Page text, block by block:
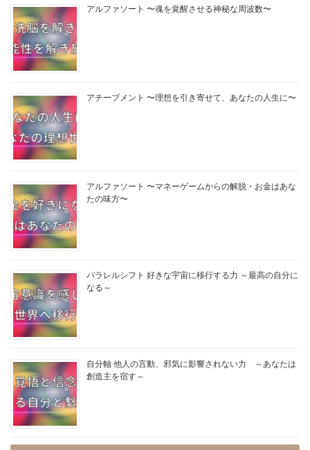
アルファソート 〜魂を覚醒させる神秘な周波数〜
アチーブメント 〜理想を引き寄せて、あなたの人生に〜
アルファソート 〜マネーゲームからの解脱・お金はあな
たの味方〜
パラレルシフト 好きな宇宙に移行する力 ～最高の自分に
なる～
自分軸 他人の言動、邪気に影響されない力 ～あなたは
創造主を宿す～